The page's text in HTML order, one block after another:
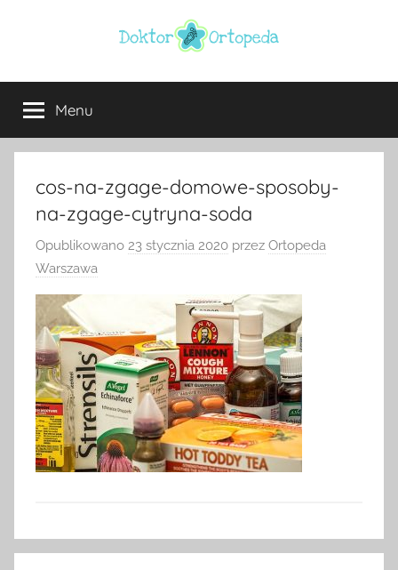
Doktor
ortopeda
usg
Warszawa,
ginekolog,
dietetyk
Menu
cos-na-zgage-domowe-sposoby-
na-zgage-cytryna-soda
Opublikowano 23 stycznia 2020 przez Ortopeda
Warszawa